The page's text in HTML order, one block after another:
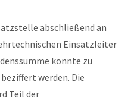
abschließend an
Einsatzleiter
konnte zu
werden. Die
Teil der